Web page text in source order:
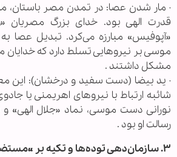
· مار شدن عصا: در تمدن مصر باستان،
قدرت الهی بود. خدای بزرگ مصریان
«آپوفیس» مبارزه می‌کرد. تبدیل عصا
موسی بر نیروهایی تسلط دارد که خدایان
مشکل داشتند .
· ید بیضا (دست سفید و درخشان): این
شائبه ارتباط با نیروهای اهریمنی یا
نورانی دست موسی، نماد «جلال الهی»
رسالت او بود .
۳. سازمان‌دهی توده‌ها و تکیه بر «مستضعفان»